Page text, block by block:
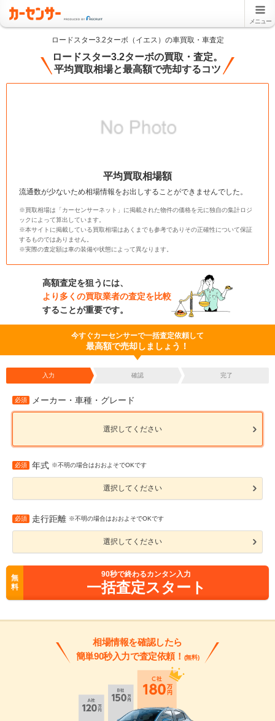
メニュー
ロードスター3.2ターボ（イエス）の車買取・車査定
ロードスター3.2ターボの買取・査定。
平均買取相場と最高額で売却するコツ
平均買取相場額
流通数が少ないため相場情報をお出しすることができませんでした。
※買取相場は「カーセンサーネット」に掲載された物件の価格を元に独自の集計ロジ
ックによって算出しています。
※本サイトに掲載している買取相場はあくまでも参考でありその正確性について保証
するものではありません。
※実際の査定額は車の装備や状態によって異なります。
高額査定を狙うには、
より多くの買取業者の査定を比較
することが重要です。
今すぐカーセンサーで一括査定依頼して
最高額で売却しましょう！
入力 確認 完了
必須 メーカー・車種・グレード
選択してください
必須 年式 ※不明の場合はおおよそでOKです
選択してください
必須 走行距離 ※不明の場合はおおよそでOKです
選択してください
無
料
90秒で終わるカンタン入力
一括査定スタート
相場情報を確認したら
簡単90秒入力で査定依頼！ (無料)